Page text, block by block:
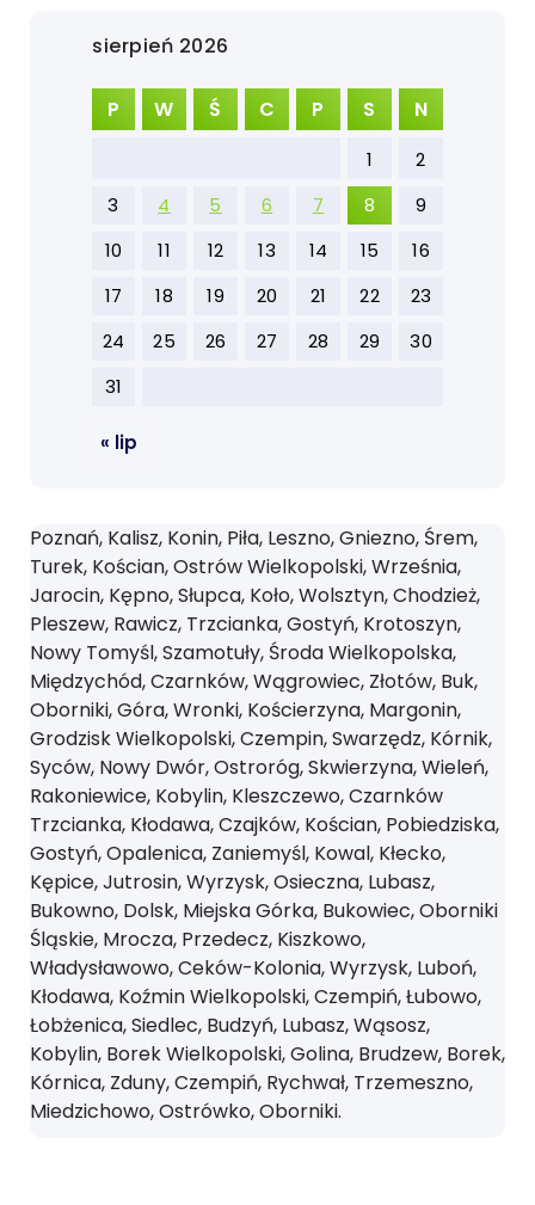
sierpień 2026
P W Ś C P S N
1
2
3
4 5 6 7 8
9
10
11 12 13 14 15
16
17
18 19 20 21 22
23
24
25 26 27 28 29
30
31
« lip
Poznań, Kalisz, Konin, Piła, Leszno, Gniezno, Śrem,
Turek, Kościan, Ostrów Wielkopolski, Września,
Jarocin, Kępno, Słupca, Koło, Wolsztyn, Chodzież,
Pleszew, Rawicz, Trzcianka, Gostyń, Krotoszyn,
Nowy Tomyśl, Szamotuły, Środa Wielkopolska,
Międzychód, Czarnków, Wągrowiec, Złotów, Buk,
Oborniki, Góra, Wronki, Kościerzyna, Margonin,
Grodzisk Wielkopolski, Czempin, Swarzędz, Kórnik,
Syców, Nowy Dwór, Ostroróg, Skwierzyna, Wieleń,
Rakoniewice, Kobylin, Kleszczewo, Czarnków
Trzcianka, Kłodawa, Czajków, Kościan, Pobiedziska,
Gostyń, Opalenica, Zaniemyśl, Kowal, Kłecko,
Kępice, Jutrosin, Wyrzysk, Osieczna, Lubasz,
Bukowno, Dolsk, Miejska Górka, Bukowiec, Oborniki
Śląskie, Mrocza, Przedecz, Kiszkowo,
Władysławowo, Ceków-Kolonia, Wyrzysk, Luboń,
Kłodawa, Koźmin Wielkopolski, Czempiń, Łubowo,
Łobżenica, Siedlec, Budzyń, Lubasz, Wąsosz,
Kobylin, Borek Wielkopolski, Golina, Brudzew, Borek,
Kórnica, Zduny, Czempiń, Rychwał, Trzemeszno,
Miedzichowo, Ostrówko, Oborniki.